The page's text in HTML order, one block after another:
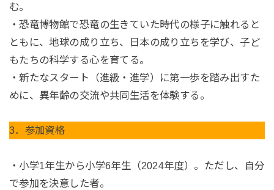
む。
・恐竜博物館で恐竜の生きていた時代の様子に触れると
ともに、地球の成り立ち、日本の成り立ちを学び、子ど
もたちの科学する心を育てる。
・新たなスタート（進級・進学）に第一歩を踏み出すた
めに、異年齢の交流や共同生活を体験する。
3．参加資格
・小学1年生から小学6年生（2024年度）。ただし、自分
で参加を決意した者。